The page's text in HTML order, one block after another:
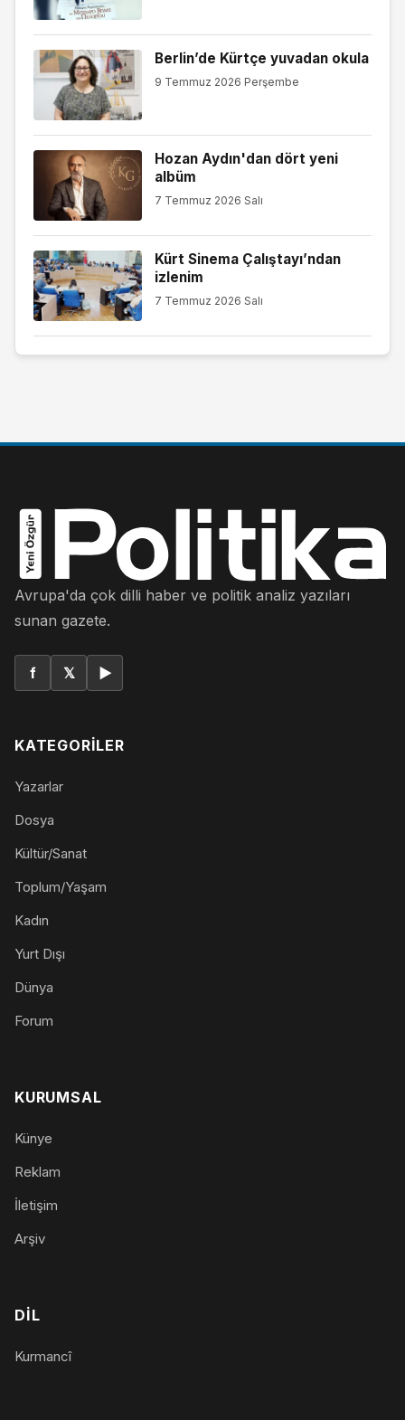
Berlin’de Kürtçe yuvadan okula
9 Temmuz 2026 Perşembe
Hozan Aydın'dan dört yeni
albüm
7 Temmuz 2026 Salı
Kürt Sinema Çalıştayı’ndan
izlenim
7 Temmuz 2026 Salı
Avrupa'da çok dilli haber ve politik analiz yazıları
sunan gazete.
f 𝕏 ▶
KATEGORILER
Yazarlar
Dosya
Kültür/Sanat
Toplum/Yaşam
Kadın
Yurt Dışı
Dünya
Forum
KURUMSAL
Künye
Reklam
İletişim
Arşiv
DIL
Kurmancî